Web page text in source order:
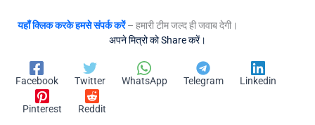
यहाँ क्लिक करके हमसे संपर्क करें– हमारी टीम जल्द ही जवाब देगी।
अपने मित्रो को Share करें।
Facebook Twitter WhatsApp Telegram Linkedin
Pinterest Reddit